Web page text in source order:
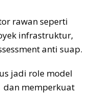
rawan seperti
infrastruktur,
anti suap.
jadi role model
dan memperkuat